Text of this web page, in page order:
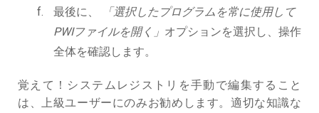
最後に、
「選択したプログラムを常に使用して
PWIファイルを開く」 オプションを選択し、操作
全体を確認します。
覚えて！システムレジストリを手動で編集すること
は、上級ユーザーにのみお勧めします。適切な知識な